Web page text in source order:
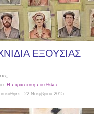
ΕΞΟΥΣΙΑΣ
Η παράσταση που θέλω
: 22 Νοεμβρίου 2015